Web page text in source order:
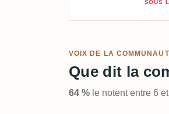
SOUS
VOIX DE LA
Que dit la
64 % le notent entre 6